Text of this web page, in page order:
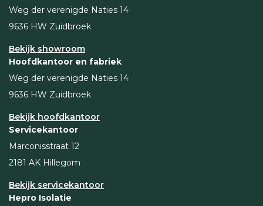
Weg der verenigde Naties 14
9636 HW Zuidbroek
Bekijk showroom
Hoofdkantoor en fabriek
Weg der verenigde Naties 14
9636 HW Zuidbroek
Bekijk hoofdkantoor
Servicekantoor
Marconisstraat 12
2181 AK Hillegom
Bekijk servicekantoor
Hepro Isolatie